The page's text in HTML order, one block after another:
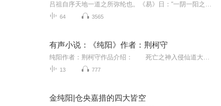
64 3565
有声小说：《纯阳》作者：荆柯守
13 777
金纯阳|仓央嘉措的四大皆空